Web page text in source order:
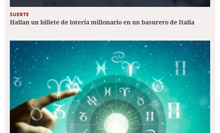
SUERTE
Hallan un billete de lotería millonario en un basurero de Italia